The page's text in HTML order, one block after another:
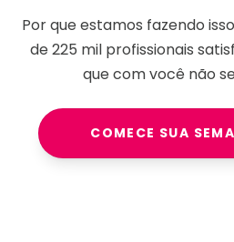
Por que estamos fazendo
de225 milprofissionais
que com você não
COMECE SUA